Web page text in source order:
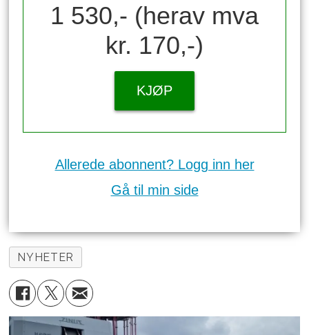
1 530,- (herav mva
kr. 170,-)
KJØP
Allerede abonnent? Logg inn her
Gå til min side
NYHETER